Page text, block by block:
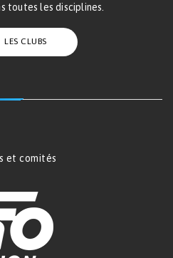
toutes les disciplines.
LES CLUBS
et comités